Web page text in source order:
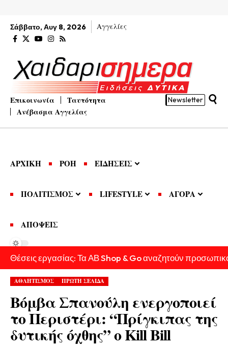
Σάββατο, Αυγ 8, 2026 Αγγελίες
Επικοινωνία
Ταυτότητα
Ανέβασμα Αγγελίας
Newsletter
ΑΡΧΙΚΗ ΡΟΗ ΕΙΔΗΣΕΙΣ
ΠΟΛΙΤΙΣΜΟΣ LIFESTYLE ΑΓΟΡΑ
ΑΠΟΨΕΙΣ
Θέσεις εργασίας: Τα ΑΒ Shop & Go αναζητούν
ΑΘΛΗΤΙΣΜΟΣ ΠΡΩΤΗ ΣΕΛΙΔΑ
Βόμβα Σπανούλη ενεργοποιεί
το Περιστέρι: “Πρίγκιπας της
δυτικής όχθης” ο Kill Bill